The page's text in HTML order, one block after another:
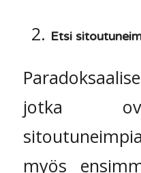
Etsi
jotka
myös